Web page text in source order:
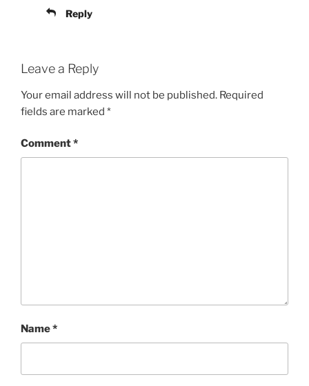
Reply
Leave a Reply
Your email address will not be published. Required
fields are marked *
Comment*
Name*